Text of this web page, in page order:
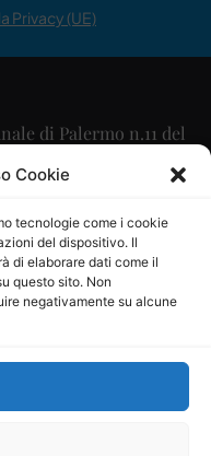
Cookie
tecnologie come i cookie
del dispositivo. Il
di elaborare dati come il
questo sito. Non
negativamente su alcune
Privacy (UE)
di Palermo n.11 del
Scaglione
Calabrese
Cooperativa a r.l. è
di Comunicazione al